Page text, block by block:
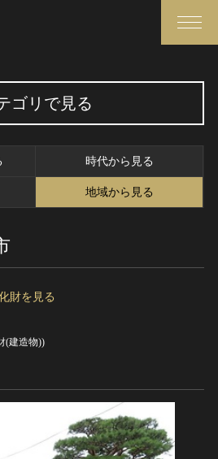
さらに詳細検索
博物館、美術館の皆さまへ
文化庁よりご挨拶
お知らせ一覧
関連サイトリンク
サイトマップ
ゴリで見る
時代から見る
地域から見る
財を見る
(建造物))